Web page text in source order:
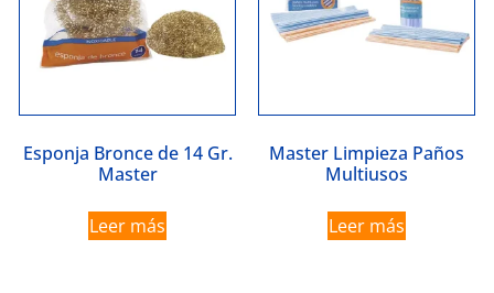
Esponja Bronce de 14 Gr.
Master
Leer más
Master Limpieza Paños
Multiusos
Leer más